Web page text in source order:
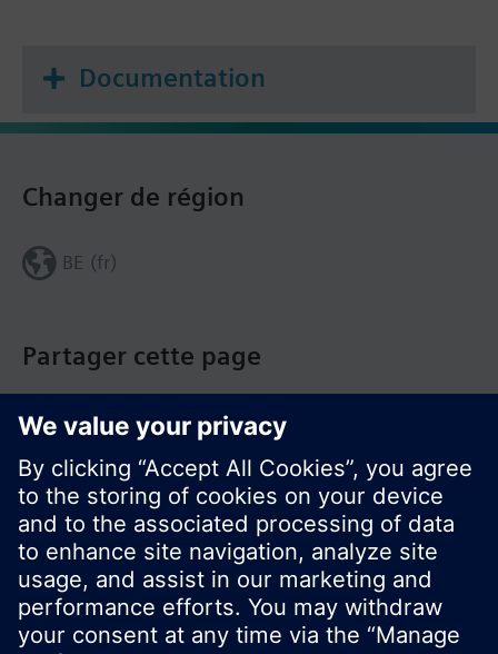
Documentation
Partager cette page
Changer de région
BE (fr)
© Siemens Switzerland Ltd. Building Technologies